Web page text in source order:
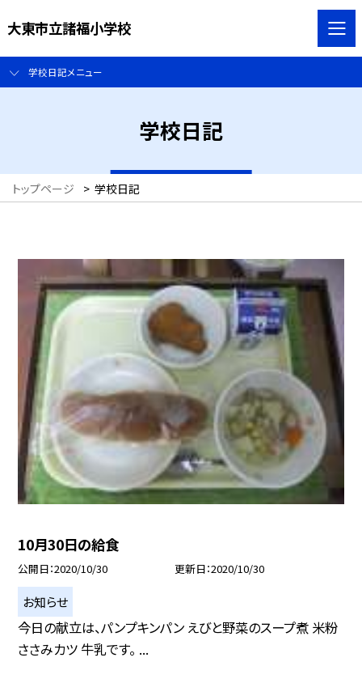
大東市立諸福小学校
学校日記メニュー
学校日記
トップページ > 学校日記
10月30日の給食
公開日 2020/10/30 更新日 2020/10/30
お知らせ
今日の献立は、パンプキンパン えびと野菜のスープ煮 米粉
ささみカツ 牛乳です。 ...